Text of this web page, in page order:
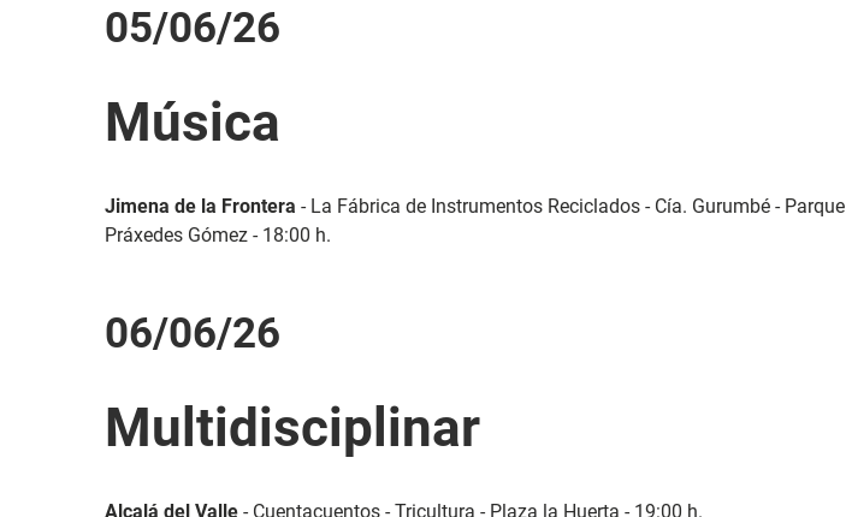
05/06/26
Música
Jimena de la Frontera - La Fábrica de Instrumentos Reciclados - Cía. Gurumbé - Parque
Práxedes Gómez - 18:00 h.
06/06/26
Multidisciplinar
Alcalá del Valle - Cuentacuentos - Tricultura - Plaza la Huerta - 19:00 h.